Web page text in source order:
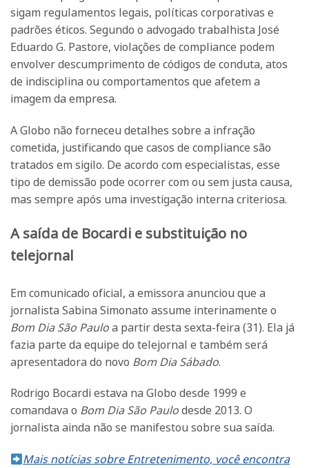
sigam regulamentos legais, políticas corporativas e
padrões éticos. Segundo o advogado trabalhista José
Eduardo G. Pastore, violações de compliance podem
envolver descumprimento de códigos de conduta, atos
de indisciplina ou comportamentos que afetem a
imagem da empresa.
A Globo não forneceu detalhes sobre a infração
cometida, justificando que casos de compliance são
tratados em sigilo. De acordo com especialistas, esse
tipo de demissão pode ocorrer com ou sem justa causa,
mas sempre após uma investigação interna criteriosa.
A saída de Bocardi e substituição no
telejornal
Em comunicado oficial, a emissora anunciou que a
jornalista Sabina Simonato assume interinamente o
Bom Dia São Pauloa partir desta sexta-feira (31). Ela já
fazia parte da equipe do telejornal e também será
apresentadora do novo Bom Dia Sábado.
Rodrigo Bocardi estava na Globo desde 1999 e
comandava o Bom Dia São Paulodesde 2013. O
jornalista ainda não se manifestou sobre sua saída.
Mais notícias sobre Entretenimento, você encontra